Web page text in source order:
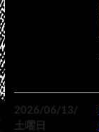
2026/06/13/
土曜日